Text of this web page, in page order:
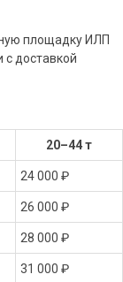
площадку ИЛП
с доставкой
20–44 т
24 000 ₽
26 000 ₽
28 000 ₽
31 000 ₽